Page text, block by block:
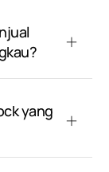
yang